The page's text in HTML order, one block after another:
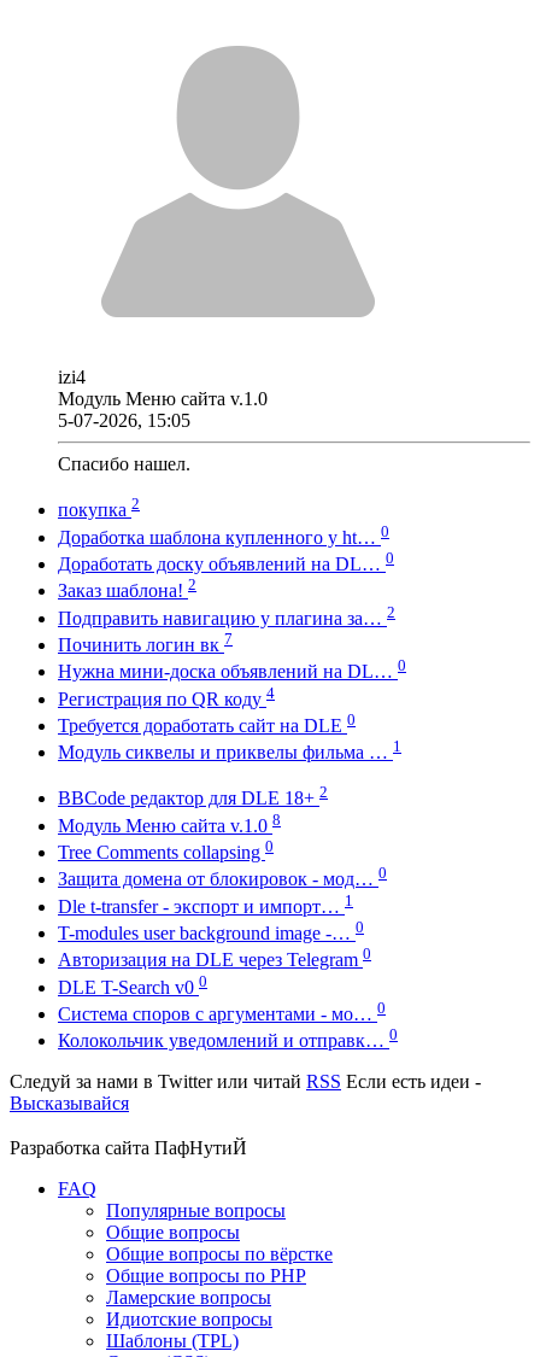
izi4
Модуль Меню сайта v.1.0
5-07-2026, 15:05
Спасибо нашел.
покупка 2
Доработка шаблона купленного у ht… 0
Доработать доску объявлений на DL… 0
Заказ шаблона! 2
Подправить навигацию у плагина за… 2
Починить логин вк 7
Нужна мини-доска объявлений на DL… 0
Регистрация по QR коду 4
Требуется доработать сайт на DLE 0
Модуль сиквелы и приквелы фильма … 1
BBCode редактор для DLE 18+ 2
Модуль Меню сайта v.1.0 8
Tree Comments collapsing 0
Защита домена от блокировок - мод… 0
Dle t-transfer - экспорт и импорт… 1
T-modules user background image -… 0
Авторизация на DLE через Telegram 0
DLE T-Search v0 0
Система споров с аргументами - мо… 0
Колокольчик уведомлений и отправк… 0
Следуй за нами в Twitterили читай RSS Если есть идеи -
Высказывайся
Разработка сайта ПафНутиЙ
FAQ
Популярные вопросы
Общие вопросы
Общие вопросы по вёрстке
Общие вопросы по PHP
Ламерские вопросы
Идиотские вопросы
Шаблоны (TPL)